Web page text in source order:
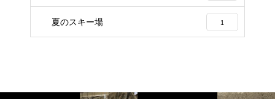
夏のスキー場 1